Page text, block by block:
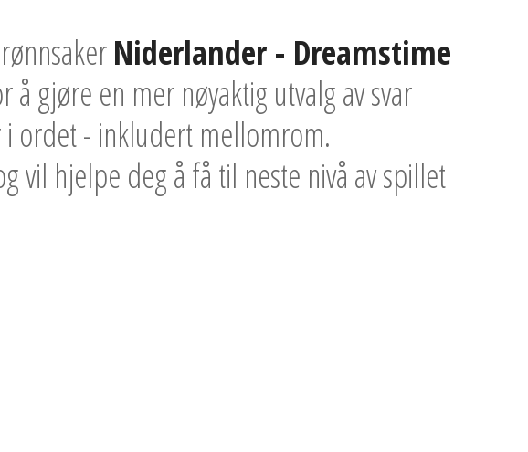
Niderlander - Dreamstime
gjøre en mer nøyaktig utvalg av svar
i ordet - inkludert mellomrom.
vil hjelpe deg å få til neste nivå av spillet